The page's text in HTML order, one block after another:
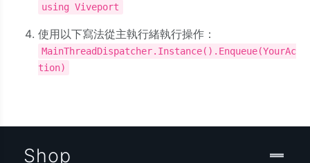
using Viveport
使用以下寫法從主執行緒執行操作：
MainThreadDispatcher.Instance().Enqueue(YourAc
tion)
Shop